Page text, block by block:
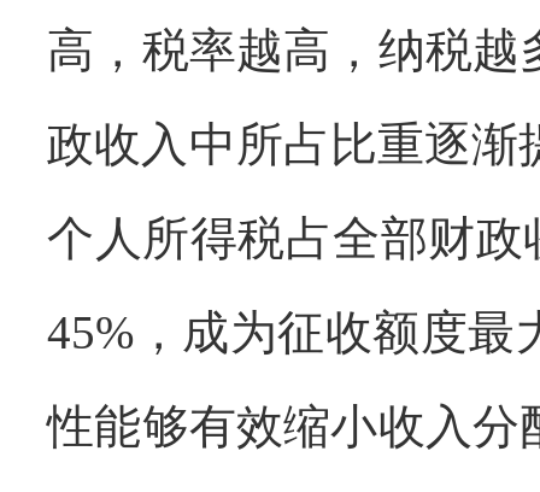
高，税率越高，纳税
政收入中所占比重逐渐
个人所得税占全部财政
45% ，成为征收额度
性能够有效缩小收入